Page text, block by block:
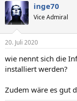
inge70
Vice Admiral
20. Juli 2020
wie nennt sich die
installiert werden?
Zudem wäre es gut